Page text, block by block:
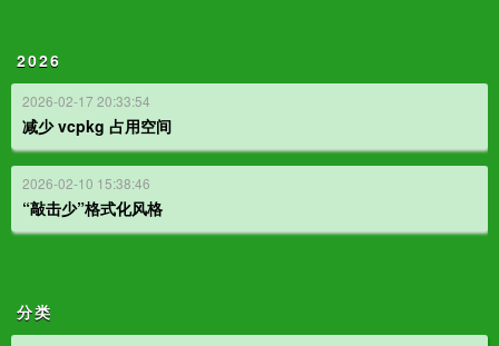
2026
2026-02-17 20:33:54
减少 vcpkg 占用空间
2026-02-10 15:38:46
“敲击少”格式化风格
分类